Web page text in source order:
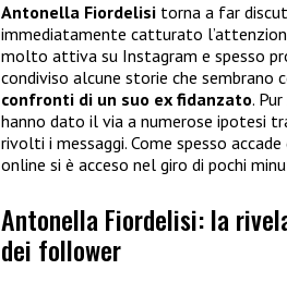
Antonella Fiordelisi torna a far
immediatamente catturato
molto attiva su Instagram e spesso
condiviso alcune storie che sembrano
confronti di un suo ex fidanzato.
hanno dato il via a numerose ipotesi
rivolti i messaggi. Come spesso
online si è acceso nel giro di pochi
Antonella Fiordelisi: la
dei follower